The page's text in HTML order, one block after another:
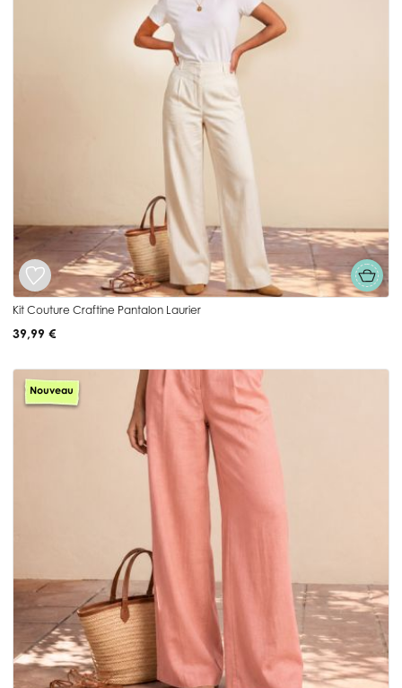
Kit Couture Craftine Pantalon Laurier
39,99 €
Nouveau